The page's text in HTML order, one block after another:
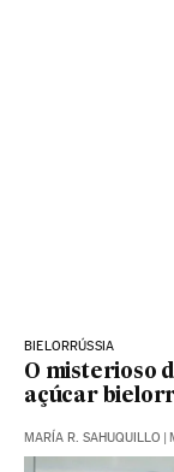
BIELORRÚSSIA
O misterioso
açúcar
MARÍA R. SAHUQUILLO |